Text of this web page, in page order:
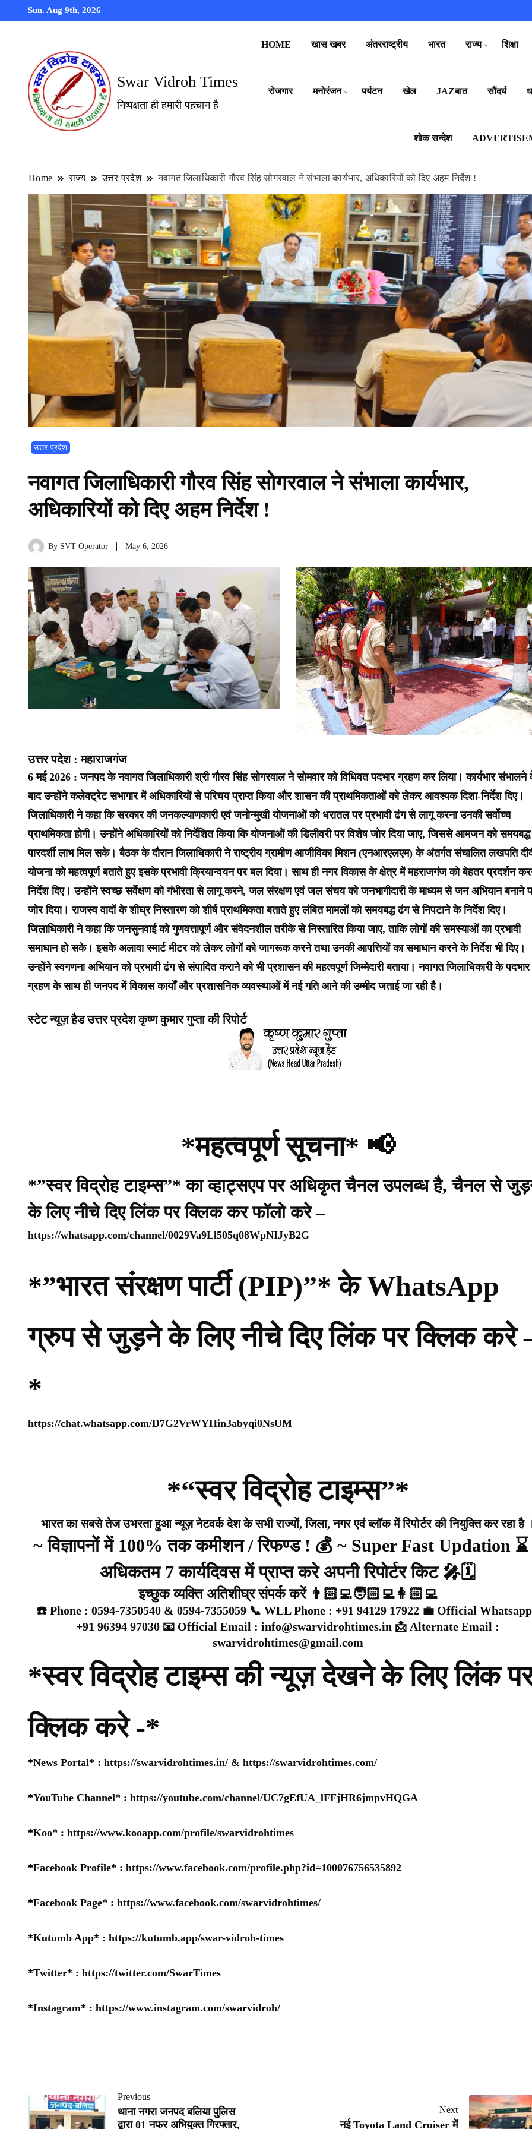
Sun. Aug 9th, 2026
Swar Vidroh Times
निष्पक्षता ही हमारी पहचान है
HOME खास खबर अंतरराष्ट्रीय भारत राज्य शिक्षा
रोजगार मनोरंजन पर्यटन खेल JAZबात सौंदर्य
शोक सन्देश
Home राज्य उत्तर प्रदेश नवागत जिलाधिकारी गौरव सिंह सोगरवाल ने संभाला कार्यभार, अधिकारियों को दिए अहम निर्देश !
उत्तर प्रदेश
नवागत जिलाधिकारी गौरव सिंह सोगरवाल ने संभाला कार्यभार,
अधिकारियों को दिए अहम निर्देश !
By SVT Operator May 6, 2026
उत्तर पदेश : महाराजगंज
6 मई 2026 : जनपद के नवागत जिलाधिकारी श्री गौरव सिंह सोगरवाल ने सोमवार को विधिवत पदभार ग्रहण कर लिया। कार्यभार संभालने
बाद उन्होंने कलेक्ट्रेट सभागार में अधिकारियों से परिचय प्राप्त किया और शासन की प्राथमिकताओं को लेकर आवश्यक दिशा-निर्देश दिए।
जिलाधिकारी ने कहा कि सरकार की जनकल्याणकारी एवं जनोन्मुखी योजनाओं को धरातल पर प्रभावी ढंग से लागू करना उनकी सर्वोच्च
प्राथमिकता होगी। उन्होंने अधिकारियों को निर्देशित किया कि योजनाओं की डिलीवरी पर विशेष जोर दिया जाए, जिससे आमजन को
पारदर्शी लाभ मिल सके। बैठक के दौरान जिलाधिकारी ने राष्ट्रीय ग्रामीण आजीविका मिशन (एनआरएलएम) के अंतर्गत संचालित लखपति
योजना को महत्वपूर्ण बताते हुए इसके प्रभावी क्रियान्वयन पर बल दिया। साथ ही नगर विकास के क्षेत्र में महराजगंज को बेहतर प्रदर्शन
निर्देश दिए। उन्होंने स्वच्छ सर्वेक्षण को गंभीरता से लागू करने, जल संरक्षण एवं जल संचय को जनभागीदारी के माध्यम से जन अभियान बनाने
जोर दिया। राजस्व वादों के शीघ्र निस्तारण को शीर्ष प्राथमिकता बताते हुए लंबित मामलों को समयबद्ध ढंग से निपटाने के निर्देश दिए।
जिलाधिकारी ने कहा कि जनसुनवाई को गुणवत्तापूर्ण और संवेदनशील तरीके से निस्तारित किया जाए, ताकि लोगों की समस्याओं का प्रभावी
समाधान हो सके। इसके अलावा स्मार्ट मीटर को लेकर लोगों को जागरूक करने तथा उनकी आपत्तियों का समाधान करने के निर्देश भी दिए।
उन्होंने स्वगणना अभियान को प्रभावी ढंग से संपादित कराने को भी प्रशासन की महत्वपूर्ण जिम्मेदारी बताया। नवागत जिलाधिकारी के पदभार
ग्रहण के साथ ही जनपद में विकास कार्यों और प्रशासनिक व्यवस्थाओं में नई गति आने की उम्मीद जताई जा रही है।
स्टेट न्यूज़ हैड उत्तर प्रदेश कृष्ण कुमार गुप्ता की रिपोर्ट
*महत्वपूर्ण सूचना* 📢
*”स्वर विद्रोह टाइम्स”* का व्हाट्सएप पर अधिकृत चैनल उपलब्ध है, चैनल से
के लिए नीचे दिए लिंक पर क्लिक कर फॉलो करे –
https://whatsapp.com/channel/0029Va9Ll505q08WpNIJyB2G
*”भारत संरक्षण पार्टी (PIP)”* के WhatsApp
ग्रुप से जुड़ने के लिए नीचे दिए लिंक पर क्लिक करे
*
https://chat.whatsapp.com/D7G2VrWYHin3abyqi0NsUM
*“स्वर विद्रोह टाइम्स”*
भारत का सबसे तेज उभरता हुआ न्यूज़ नेटवर्क देश के सभी राज्यों, जिला, नगर एवं ब्लॉक में रिपोर्टर की नियुक्ति कर रहा है
~ विज्ञापनों में 100% तक कमीशन / रिफण्ड ! 💰 ~ Super Fast Updation
अधिकतम 7 कार्यदिवस में प्राप्त करे अपनी रिपोर्टर किट 🎤🗓️
इच्छुक व्यक्ति अतिशीघ्र संपर्क करें 👨🏻‍💻🧑🏻‍💻👩🏻‍💻
☎️ Phone : 0594-7350540 & 0594-7355059 📞 WLL Phone : +91 94129 17922 💼 Official
+91 96394 97030 📧 Official Email : info@swarvidrohtimes.in 📩 Alternate Email :
swarvidrohtimes@gmail.com
*स्वर विद्रोह टाइम्स की न्यूज़ देखने के लिए लिंक
क्लिक करे -*
*News Portal* : https://swarvidrohtimes.in/ & https://swarvidrohtimes.com/
*YouTube Channel* : https://youtube.com/channel/UC7gEfUA_lFFjHR6jmpvHQGA
*Koo* : https://www.kooapp.com/profile/swarvidrohtimes
*Facebook Profile* : https://www.facebook.com/profile.php?id=100076756535892
*Facebook Page* : https://www.facebook.com/swarvidrohtimes/
*Kutumb App* : https://kutumb.app/swar-vidroh-times
*Twitter* : https://twitter.com/SwarTimes
*Instagram* : https://www.instagram.com/swarvidroh/
Previous
थाना नगरा जनपद बलिया पुलिस
द्वारा 01 नफर अभियुक्त गिरफ्तार,
Next
नई Toyota Land Cruiser में